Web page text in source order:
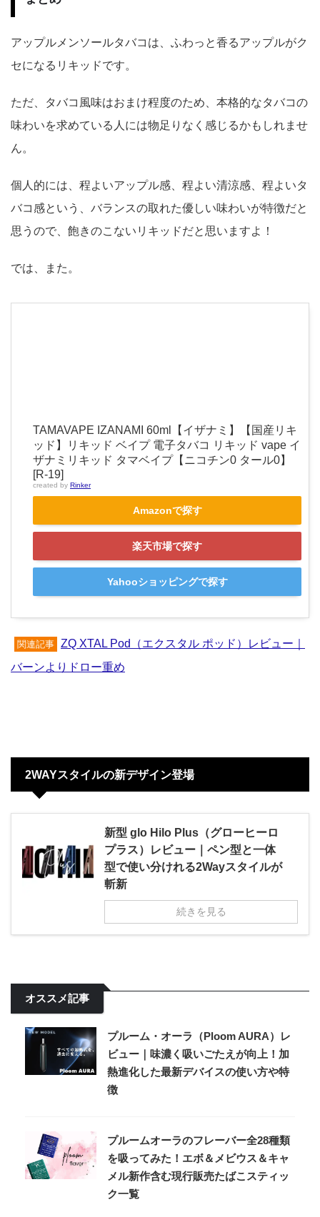
アップルメンソールタバコは、ふわっと香るアップルがク
セになるリキッドです。
ただ、タバコ風味はおまけ程度のため、本格的なタバコの
味わいを求めている人には物足りなく感じるかもしれませ
ん。
個人的には、程よいアップル感、程よい清涼感、程よいタ
バコ感という、バランスの取れた優しい味わいが特徴だと
思うので、飽きのこないリキッドだと思いますよ！
では、また。
TAMAVAPE IZANAMI 60ml【イザナミ】【国産リキ
ッド】リキッド ベイプ 電子タバコ リキッド vape イ
ザナミリキッド タマベイプ【ニコチン0 タール0】
[R-19]
created by Rinker
Amazonで探す
楽天市場で探す
Yahooショッピングで探す
関連記事 ZQ XTAL Pod（エクスタル ポッド）レビュー｜
バーンよりドロー重め
2WAYスタイルの新デザイン登場
新型 glo Hilo Plus（グローヒーロ
プラス）レビュー｜ペン型と一体
型で使い分けれる2Wayスタイルが
斬新
続きを見る
オススメ記事
プルーム・オーラ（Ploom AURA）レ
ビュー｜味濃く吸いごたえが向上！加
熱進化した最新デバイスの使い方や特
徴
プルームオーラのフレーバー全28種類
を吸ってみた！エボ＆メビウス＆キャ
メル新作含む現行販売たばこスティッ
ク一覧